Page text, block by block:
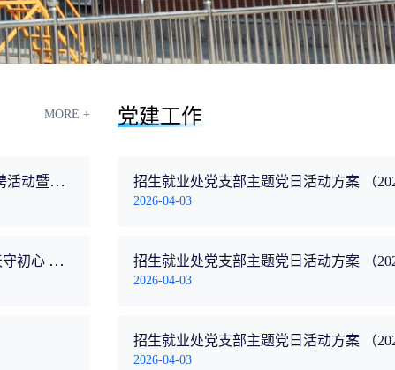
MORE +
学校成功举办2026年省级高校毕业生重点区域校园招聘活动暨春季校园双选会
飞行学院党委联合招生就业处党支部开展 “党旗映蓝天守初心 政绩观铸魂兴航空” 主题党日活动
党建工作
招生就业处党支部主题党日活动方案 （
2026-04-03
招生就业处党支部主题党日活动方案 （
2026-04-03
招生就业处党支部主题党日活动方案 （
2026-04-03